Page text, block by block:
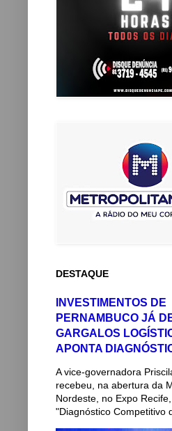
DESTAQUE
INVESTIMENTOS DE
PERNAMBUCO JÁ
GARGALOS
APONTA
A vice-governadora
recebeu, na abertura da
Nordeste, no Expo
"Diagnóstico Competitivo